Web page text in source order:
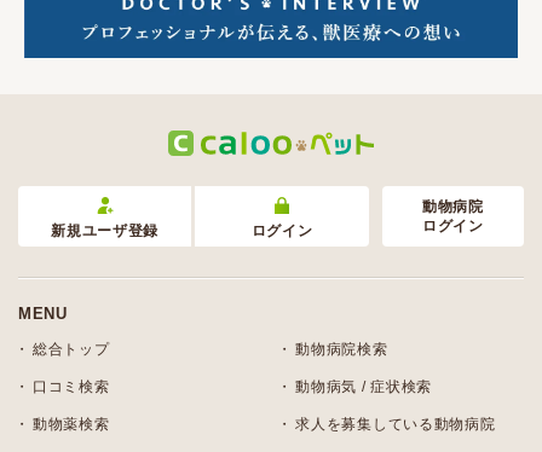
新規ユーザ登録 ログイン
動物病院
ログイン
MENU
総合トップ 動物病院検索
口コミ検索 動物病気 / 症状検索
動物薬検索 求人を募集している動物病院